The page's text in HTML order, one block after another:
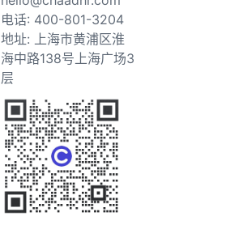
电话: 400-801-3204
地址: 上海市黄浦区淮
海中路138号上海广场3
层